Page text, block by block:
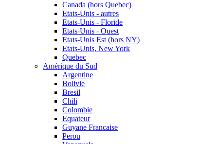
Canada (hors Quebec)
Etats-Unis - autres
Etats-Unis - Floride
Etats-Unis - Ouest
Etats-Unis Est (hors NY)
Etats-Unis, New York
Quebec
Amérique du Sud
Argentine
Bolivie
Bresil
Chili
Colombie
Equateur
Guyane Francaise
Perou